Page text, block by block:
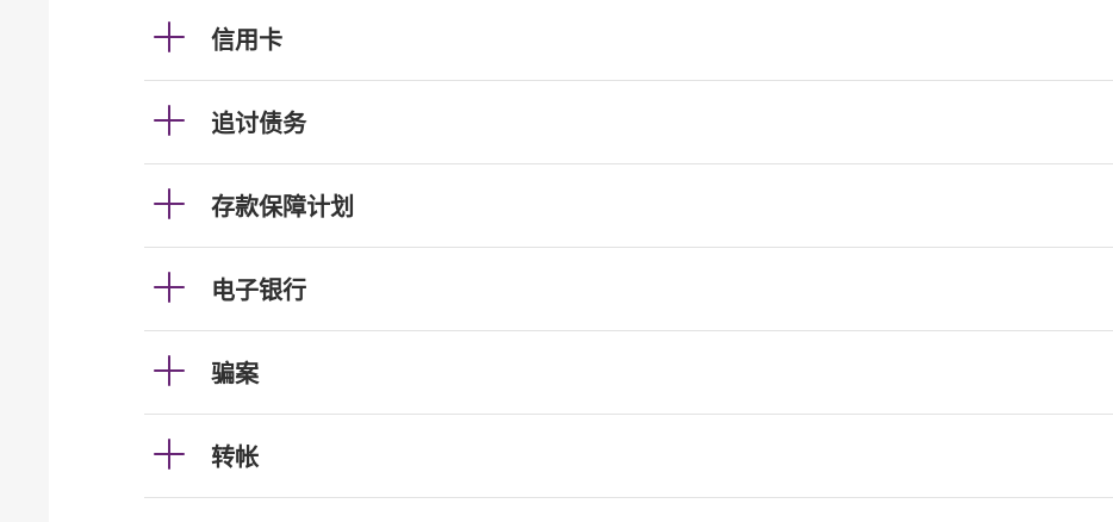
信用卡
追讨债务
存款保障计划
电子银行
骗案
转帐